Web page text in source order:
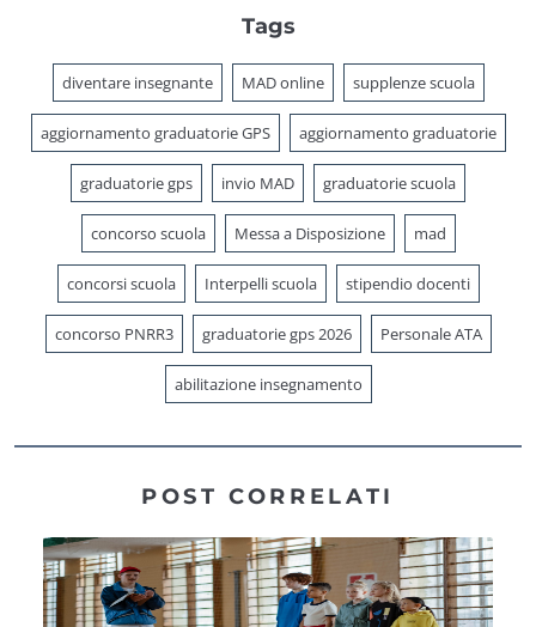
Tags
diventare insegnante MAD online supplenze scuola
aggiornamento graduatorie GPS aggiornamento graduatorie
graduatorie gps invio MAD graduatorie scuola
concorso scuola Messa a Disposizione mad
concorsi scuola Interpelli scuola stipendio docenti
concorso PNRR3 graduatorie gps 2026 Personale ATA
abilitazione insegnamento
POST CORRELATI